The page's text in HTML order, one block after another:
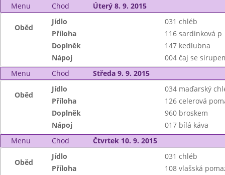
Menu
Chod Úterý 8. 9. 2015
Oběd
Jídlo
031 chléb
Příloha
116 sardinková p
Doplněk
147 kedlubna
Nápoj
004 čaj se
Menu
Chod Středa 9. 9. 2015
Oběd
Jídlo
034 maďarský
Příloha
126 celerová
Doplněk
960 broskem
Nápoj
017 bílá káva
Menu
Chod Čtvrtek 10. 9. 2015
Oběd
Jídlo
031 chléb
Příloha
108 vlašská